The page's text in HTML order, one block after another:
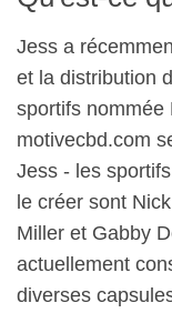
Jess a
et la distribution
sportifs nommée
motivecbd.com
Jess - les
le créer sont
Miller et Gabby
actuellement
diverses